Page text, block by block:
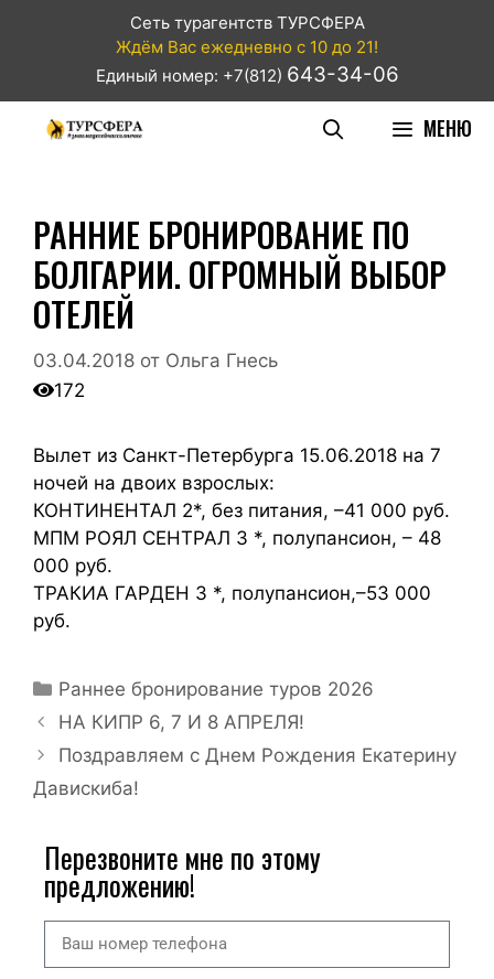
Сеть турагентств ТУРСФЕРА
Ждём Вас ежедневно с 10 до 21!
Единый номер: +7(812) 643-34-06
МЕНЮ
РАННИЕ БРОНИРОВАНИЕ ПО
БОЛГАРИИ. ОГРОМНЫЙ ВЫБОР
ОТЕЛЕЙ
03.04.2018 от Ольга Гнесь
172
Вылет из Санкт-Петербурга 15.06.2018 на 7
ночей на двоих взрослых:
КОНТИНЕНТАЛ 2*, без питания, –41 000 руб.
МПМ РОЯЛ СЕНТРАЛ 3 *, полупансион, – 48
000 руб.
ТРАКИА ГАРДЕН 3 *, полупансион,–53 000
руб.
Раннее бронирование туров 2026
НА КИПР 6, 7 И 8 АПРЕЛЯ!
Поздравляем с Днем Рождения Екатерину
Давискиба!
Перезвоните мне по этому
предложению!